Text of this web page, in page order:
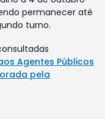
permanecer até
turno.
Agentes Públicos
pela